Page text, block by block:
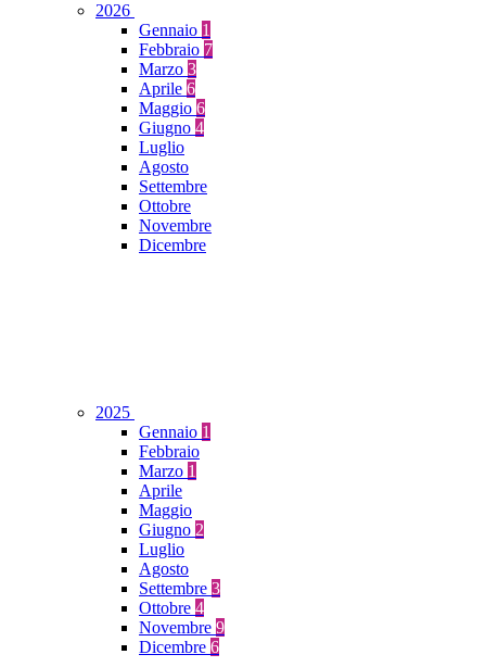
2026
Gennaio 1
Febbraio 7
Marzo 3
Aprile 6
Maggio 6
Giugno 4
Luglio
Agosto
Settembre
Ottobre
Novembre
Dicembre
2025
Gennaio 1
Febbraio
Marzo 1
Aprile
Maggio
Giugno 2
Luglio
Agosto
Settembre 3
Ottobre 4
Novembre 9
Dicembre 6